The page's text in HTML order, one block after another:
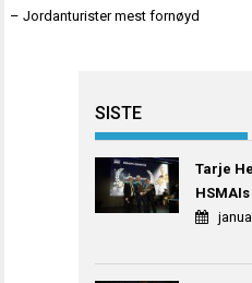
Innleggsnavigasjon
– Jordanturister mest fornøyd
SISTE
Tarje